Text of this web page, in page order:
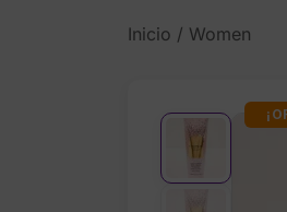
Inicio / Women